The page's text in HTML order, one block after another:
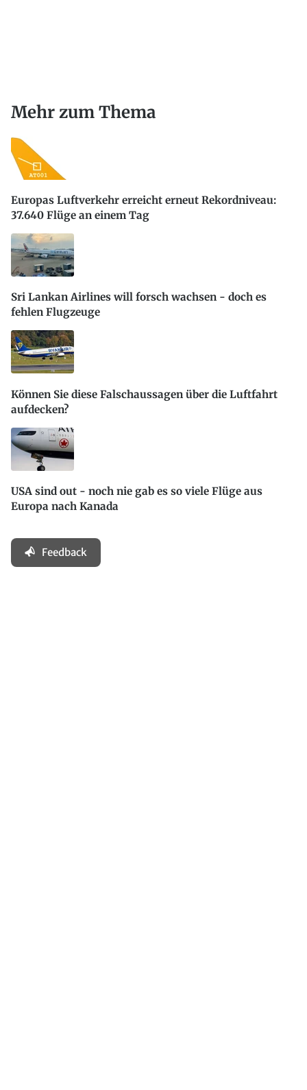
Mehr zum Thema
Europas Luftverkehr erreicht erneut Rekordniveau:
37.640 Flüge an einem Tag
Sri Lankan Airlines will forsch wachsen - doch es
fehlen Flugzeuge
Können Sie diese Falschaussagen über die Luftfahrt
aufdecken?
USA sind out - noch nie gab es so viele Flüge aus
Europa nach Kanada
Feedback